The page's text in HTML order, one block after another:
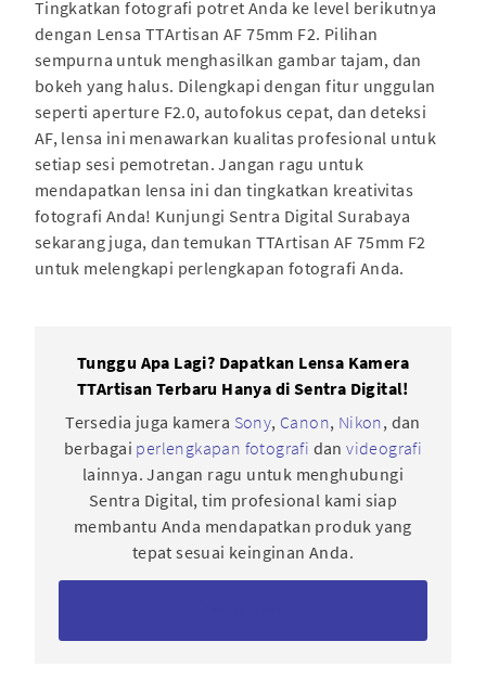
Tingkatkan fotografi potret Anda ke level berikutnya
dengan Lensa TTArtisan AF 75mm F2. Pilihan
sempurna untuk menghasilkan gambar tajam, dan
bokeh yang halus. Dilengkapi dengan fitur unggulan
seperti aperture F2.0, autofokus cepat, dan deteksi
AF, lensa ini menawarkan kualitas profesional untuk
setiap sesi pemotretan. Jangan ragu untuk
mendapatkan lensa ini dan tingkatkan kreativitas
fotografi Anda! Kunjungi Sentra Digital Surabaya
sekarang juga, dan temukan TTArtisan AF 75mm F2
untuk melengkapi perlengkapan fotografi Anda.
Tunggu Apa Lagi? Dapatkan Lensa Kamera
TTArtisan Terbaru Hanya di Sentra Digital!
Tersedia juga kamera Sony, Canon, Nikon, dan
berbagai perlengkapan fotografi danvideografi
lainnya. Jangan ragu untuk menghubungi
Sentra Digital, tim profesional kami siap
membantu Anda mendapatkan produk yang
tepat sesuai keinginan Anda.